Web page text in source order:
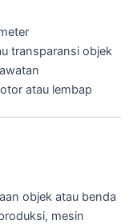
transparansi objek
atau lembap
objek atau benda
mesin